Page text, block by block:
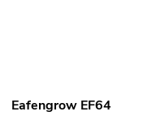
Eafengrow EF64